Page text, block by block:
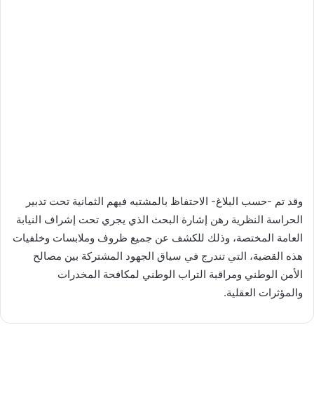
وقد تم -حسب البلاغ- الاحتفاظ بالمشتبه فيهم الثمانية تحت تدبير
الحراسة النظرية رهن إشارة البحث الذي يجري تحت إشراف النيابة
العامة المختصة، وذلك للكشف عن جميع ظروف وملابسات وخلفيات
هذه القضية، التي تندرج في سياق الجهود المشتركة بين مصالح
الأمن الوطني ومراقبة التراب الوطني لمكافحة المخدرات
والمؤثرات العقلية.